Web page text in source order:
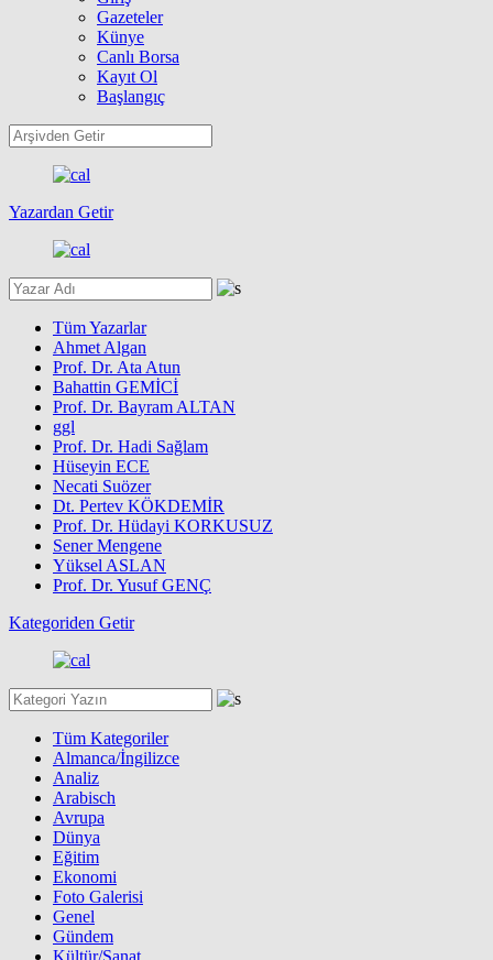
Gazeteler
Künye
Canlı Borsa
Kayıt Ol
Başlangıç
Yazardan Getir
Tüm Yazarlar
Ahmet Algan
Prof. Dr. Ata Atun
Bahattin GEMİCİ
Prof. Dr. Bayram ALTAN
ggl
Prof. Dr. Hadi Sağlam
Hüseyin ECE
Necati Suözer
Dt. Pertev KÖKDEMİR
Prof. Dr. Hüdayi KORKUSUZ
Sener Mengene
Yüksel ASLAN
Prof. Dr. Yusuf GENÇ
Kategoriden Getir
Tüm Kategoriler
Almanca/İngilizce
Analiz
Arabisch
Avrupa
Dünya
Eğitim
Ekonomi
Foto Galerisi
Genel
Gündem
Kültür/Sanat